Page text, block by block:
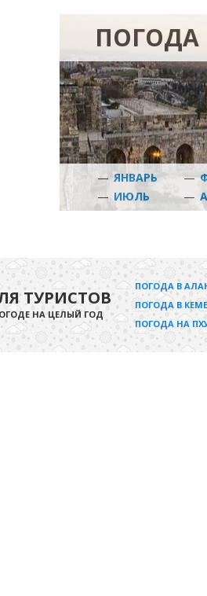
ПОГОДА
— ЯНВАРЬ —
— ИЮЛЬ —
ТУРИСТОВ
НА ЦЕЛЫЙ ГОД
ПОГОДА В
ПОГОДА В
ПОГОДА НА